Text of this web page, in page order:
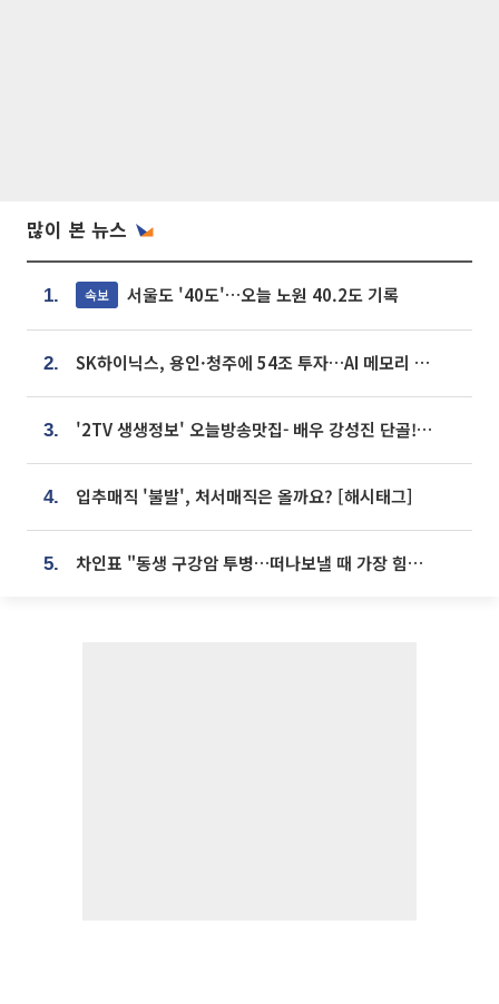
많이 본 뉴스
1. 속보 서울도 '40도'…오늘 노원 40.2도 기록
2. SK하이닉스, 용인·청주에 54조 투자…AI 메모리 생산기지 키운다
3. '2TV 생생정보' 오늘방송맛집- 배우 강성진 단골! 쌀국수ㆍ푸팟퐁 커리 맛집 '블○○○'
4. 입추매직 '불발', 처서매직은 올까요? [해시태그]
5. 차인표 "동생 구강암 투병…떠나보낼 때 가장 힘들었다”